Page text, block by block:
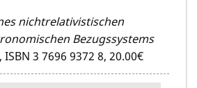
nichtrelativistischen
Bezugssystems
ISBN 3 7696 9372 8, 20.00€